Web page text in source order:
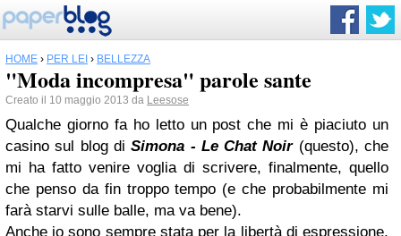
HOME › PER LEI › BELLEZZA
"Moda incompresa" parole sante
Creato il 10 maggio 2013 da Leesose
Qualche giorno fa ho letto un post che mi è piaciuto un
casino sul blog diSimona - Le Chat Noir(questo), che
mi ha fatto venire voglia di scrivere, finalmente, quello
che penso da fin troppo tempo (e che probabilmente mi
farà starvi sulle balle, ma va bene).
Anche io sono sempre stata per la libertà di espressione,